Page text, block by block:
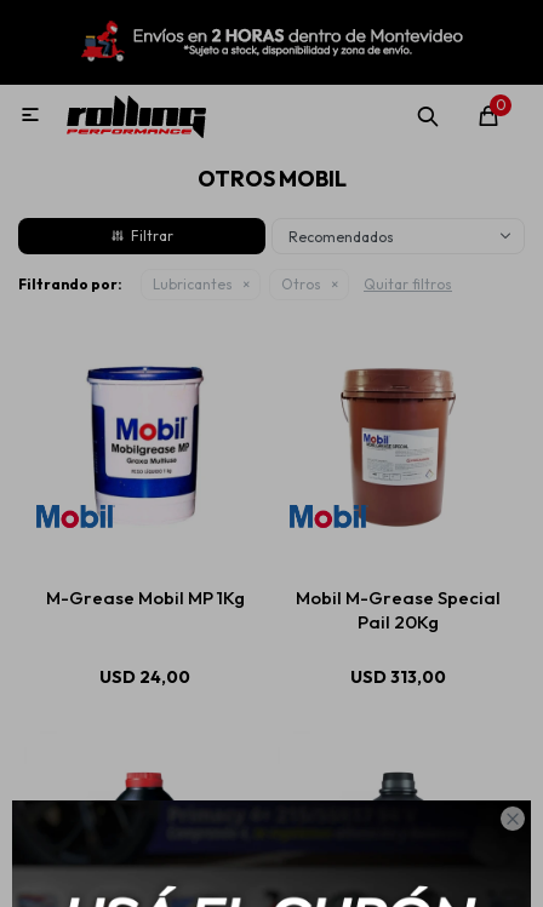

0

OTROS MOBIL
Recomendados
Filtrando por: Lubricantes Otros Quitar filtros
M-Grease Mobil MP 1Kg
USD 24,00
Mobil M-Grease Special
Pail 20Kg
USD313,00
MI CUENTA
Nuevo! Rolling Repuestos
Llantas
Lubricantes
Aditivos
Baterías